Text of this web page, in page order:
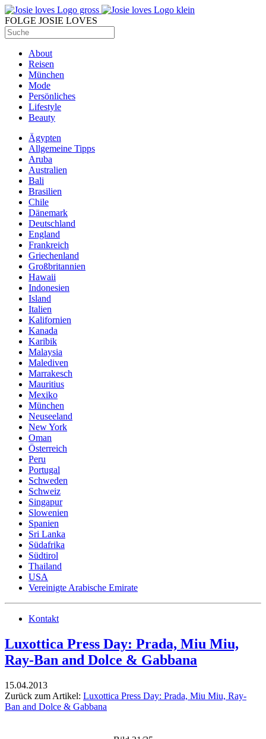
FOLGE JOSIE LOVES
About
Reisen
München
Mode
Persönliches
Lifestyle
Beauty
Ägypten
Allgemeine Tipps
Aruba
Australien
Bali
Brasilien
Chile
Dänemark
Deutschland
England
Frankreich
Griechenland
Großbritannien
Hawaii
Indonesien
Island
Italien
Kalifornien
Kanada
Karibik
Malaysia
Malediven
Marrakesch
Mauritius
Mexiko
München
Neuseeland
New York
Oman
Österreich
Peru
Portugal
Schweden
Schweiz
Singapur
Slowenien
Spanien
Sri Lanka
Südafrika
Südtirol
Thailand
USA
Vereinigte Arabische Emirate
Kontakt
Luxottica Press Day: Prada, Miu Miu,
Ray-Ban and Dolce & Gabbana
15.04.2013
Zurück zum Artikel: Luxottica Press Day: Prada, Miu Miu, Ray-
Ban and Dolce & Gabbana